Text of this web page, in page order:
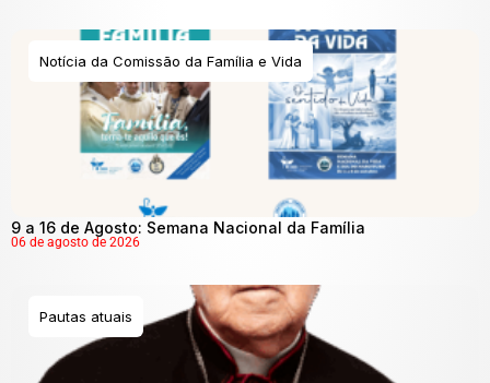
Notícia da Comissão da Família e Vida
9 a 16 de Agosto: Semana Nacional da Família
06 de agosto de 2026
Pautas atuais